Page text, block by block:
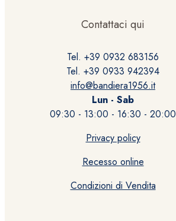
Contattaci qui
Tel. +39 0932 683156
Tel. +39 0933 942394
info@bandiera1956.it
Lun - Sab
09:30 - 13:00 - 16:30 - 20:00
Privacy policy
Recesso online
Condizioni di Vendita